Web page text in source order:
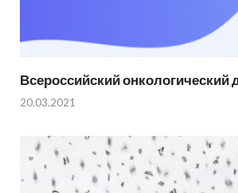
Всероссийский онкологический
20.03.2021